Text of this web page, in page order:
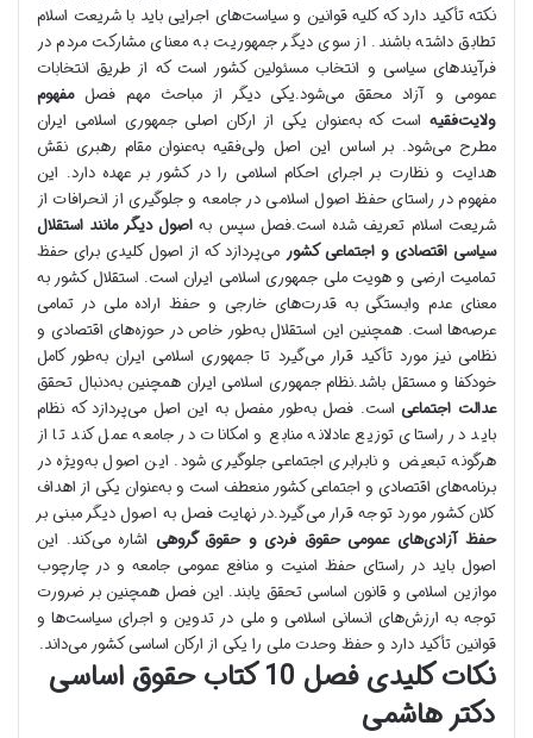
نکته تأکید دارد که کلیه قوانین و سیاست‌های اجرایی باید با شریعت اسلام
تطابق داشته باشند. از سوی دیگر جمهوریت به معنای مشارکت مردم در
فرآیندهای سیاسی و انتخاب مسئولین کشور است که از طریق انتخابات
عمومی و آزاد محقق می‌شود.یکی دیگر از مباحث مهم فصلمفهوم
ولایت‌فقیه است که به‌عنوان یکی از ارکان اصلی جمهوری اسلامی ایران
مطرح می‌شود. بر اساس این اصل ولی‌فقیه به‌عنوان مقام رهبری نقش
هدایت و نظارت بر اجرای احکام اسلامی را در کشور بر عهده دارد. این
مفهوم در راستای حفظ اصول اسلامی در جامعه و جلوگیری از انحرافات از
شریعت اسلام تعریف شده است.فصل سپس بهاصول دیگر مانند استقلال
سیاسی اقتصادی و اجتماعی کشور می‌پردازد که از اصول کلیدی برای حفظ
تمامیت ارضی و هویت ملی جمهوری اسلامی ایران است. استقلال کشور به
معنای عدم وابستگی به قدرت‌های خارجی و حفظ اراده ملی در تمامی
عرصه‌ها است. همچنین این استقلال به‌طور خاص در حوزه‌های اقتصادی و
نظامی نیز مورد تأکید قرار می‌گیرد تا جمهوری اسلامی ایران به‌طور کامل
خودکفا و مستقل باشد.نظام جمهوری اسلامی ایران همچنین به‌دنبال تحقق
عدالت اجتماعی است. فصل به‌طور مفصل به این اصل می‌پردازد که نظام
باید در راستای توزیع عادلانه منابع و امکانات در جامعه عمل کند تا از
هرگونه تبعیض و نابرابری اجتماعی جلوگیری شود. این اصول به‌ویژه در
برنامه‌های اقتصادی و اجتماعی کشور منعطف است و به‌عنوان یکی از اهداف
کلان کشور مورد توجه قرار می‌گیرد.در نهایت فصل به اصول دیگر مبنی بر
حفظ آزادی‌های عمومی حقوق فردی و حقوق گروهی اشاره می‌کند. این
اصول باید در راستای حفظ امنیت و منافع عمومی جامعه و در چارچوب
موازین اسلامی و قانون اساسی تحقق یابند. این فصل همچنین بر ضرورت
توجه به ارزش‌های انسانی اسلامی و ملی در تدوین و اجرای سیاست‌ها و
قوانین تأکید دارد و حفظ وحدت ملی را یکی از ارکان اساسی کشور می‌داند.
نکات کلیدی فصل 10 کتاب حقوق اساسی
دکتر هاشمی